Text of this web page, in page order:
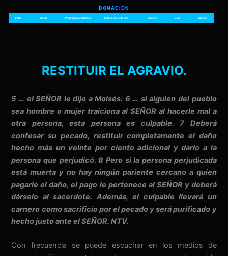
DONACIÓN
Inicio Iglesia Programa Académico Stereo Jesus Is Life Podcast Blog Música
RESTITUIR EL AGRAVIO.
5 … el SEÑOR le dijo a Moisés: 6 … si alguien del pueblo
sea hombre o mujer traiciona al SEÑOR al hacerle mal a
otra persona, esta persona es culpable. 7 Deberá
confesar su pecado, restituir completamente el daño
hecho más un veinte por ciento adicional y darlo a la
persona que perjudicó. 8 Pero si la persona perjudicada
está muerta y no hay ningún pariente cercano a quien
pagarle el daño, el pago le pertenece al SEÑOR y deberá
dárselo al sacerdote. Además, el culpable llevará un
carnero como sacrificio por el pecado y será purificado y
hecho justo ante el SEÑOR. NTV.
Con frecuencia se puede escuchar en los medios de